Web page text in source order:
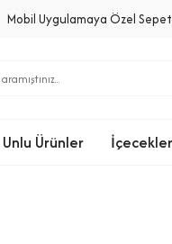
Mobil Uygulamaya Özel
Unlu Ürünler İçecekler